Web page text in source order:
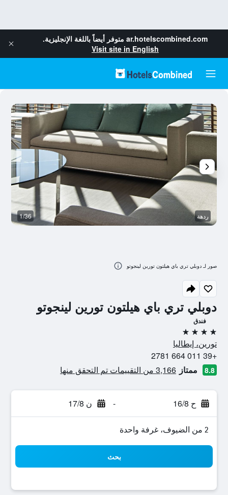
ar.hotelscombined.com متوفر أيضاً باللغة الإنجليزية.
Visit site in English
دوبلي تري باي هيلتون تورين لينجوتو
فندق
4 نجوم
تورين، إيطاليا
+39 011 664 2781
8.8 ممتاز 3,166 من التقييمات تم التحقق منها
ح 16/8 - ن 17/8
2 من الضيوف، غرفة واحدة
بحث
ردهة 1/36
صور لـ دوبلي تري باي هيلتون تورين لينجوتو